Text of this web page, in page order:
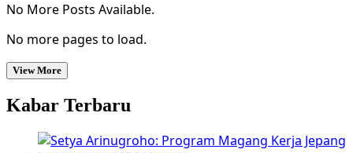
No More Posts Available.
No more pages to load.
View More
Kabar Terbaru